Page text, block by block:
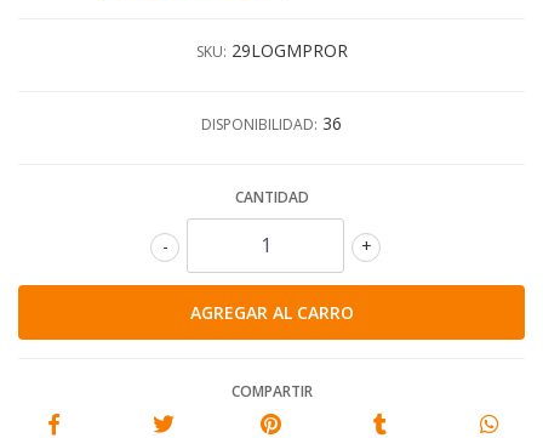
SKU: 29LOGMPROR
DISPONIBILIDAD: 36
CANTIDAD
+
-
COMPARTIR